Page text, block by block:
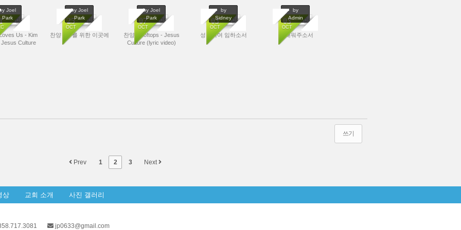
Image
Joel
Park
8952
Us - Kim
Culture
No Image
25
OCT
by Joel
Park
7110
찬양 - 주를 위한 이곳에
No Image
07
OCT
by Joel
Park
8032
찬양 Rooftops - Jesus
Culture (lyric video)
No Image
03
OCT
by
Sidney
6798
성령이여 임하소서
No Image
03
OCT
by
Admin
7327
날 채워주소서
쓰기
Prev 1 2 3 Next
상 교회 소개 사진 갤러리
jp0633@gmail.com